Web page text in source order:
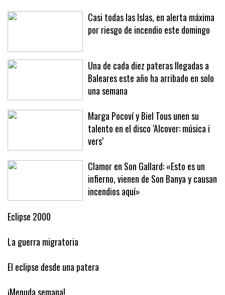
Sóller, el malestar que no puede ignorarse
Casi todas las Islas, en alerta máxima
Una de cada diez pateras llegadas a
Baleares este año ha arribado en solo
una semana
Marga Pocoví y Biel Tous unen su
talento en el disco ‘Alcover: música i
vers’
Clamor en Son Gallard: «Esto es un
infierno, vienen de Son Banya y causan
Eclipse 2000
La guerra migratoria
El eclipse desde una patera